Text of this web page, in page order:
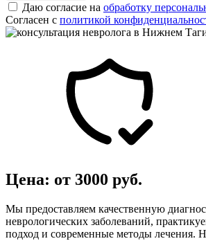
Даю согласие на обработку
Согласен с политикой
Цена: от 3000 руб.
Мы предоставляем качественную
неврологических заболеваний,
подход и современные методы лечения.